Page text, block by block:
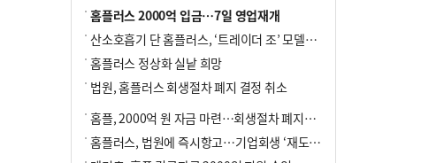
홈플러스 2000억 입금…7일 영업재개
산소호흡기 단 홈플러스, ‘트레이더 조’ 모델로 살아날까
홈플러스 정상화 실낱 희망
법원, 홈플러스 회생절차 폐지 결정 취소
홈플, 2000억 원 자금 마련…회생절차 폐지에 즉시항고(종합)
홈플러스, 법원에 즉시항고…기업회생 ‘재도전’